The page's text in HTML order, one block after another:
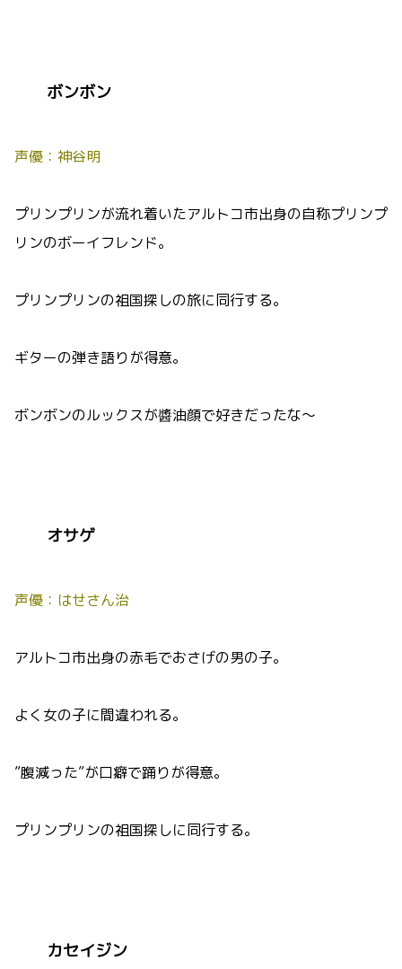
ボンボン
声優：神谷明
プリンプリンが流れ着いたアルトコ市出身の自称プリンプ
リンのボーイフレンド。
プリンプリンの祖国探しの旅に同行する。
ギターの弾き語りが得意。
ボンボンのルックスが醬油顔で好きだったな～
オサゲ
声優：はせさん治
アルトコ市出身の赤毛でおさげの男の子。
よく女の子に間違われる。
”腹減った”が口癖で踊りが得意。
プリンプリンの祖国探しに同行する。
カセイジン